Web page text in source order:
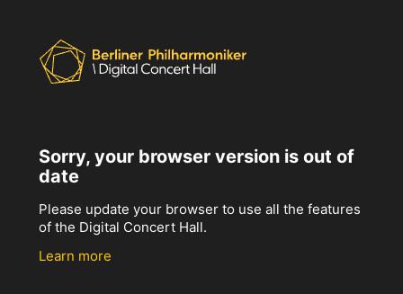
Sorry, your browser version is out of
date
Please update your browser to use all the features
of the Digital Concert Hall.
Learn more